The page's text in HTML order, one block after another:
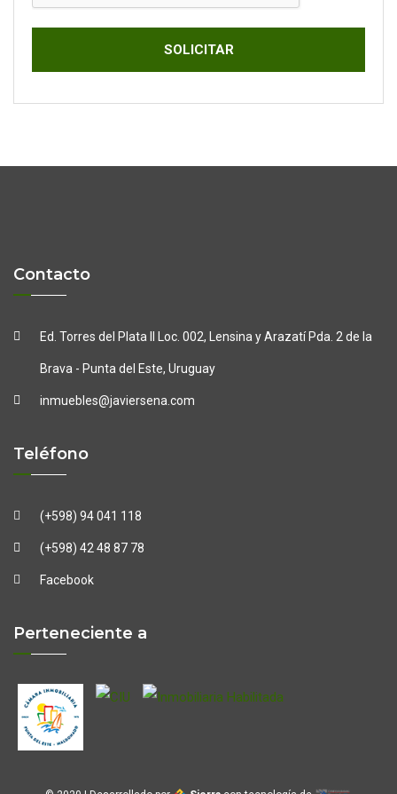
SOLICITAR
Contacto
Ed. Torres del Plata II Loc. 002, Lensina y Arazatí Pda. 2 de la
Brava - Punta del Este, Uruguay
inmuebles@javiersena.com
Teléfono
(+598) 94 041 118
(+598) 42 48 87 78
Facebook
Perteneciente a